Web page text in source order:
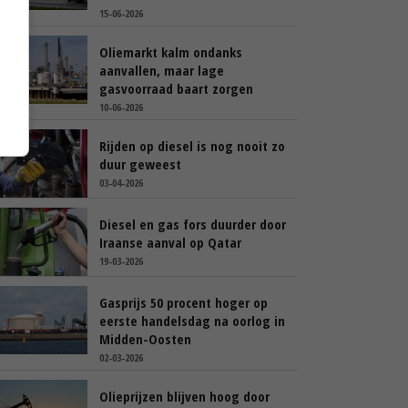
15-06-2026
Oliemarkt kalm ondanks
aanvallen, maar lage
gasvoorraad baart zorgen
10-06-2026
Rijden op diesel is nog nooit zo
duur geweest
03-04-2026
Diesel en gas fors duurder door
Iraanse aanval op Qatar
19-03-2026
Gasprijs 50 procent hoger op
eerste handelsdag na oorlog in
Midden-Oosten
02-03-2026
Olieprijzen blijven hoog door